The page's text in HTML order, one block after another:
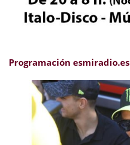
Programación esmiradio.es